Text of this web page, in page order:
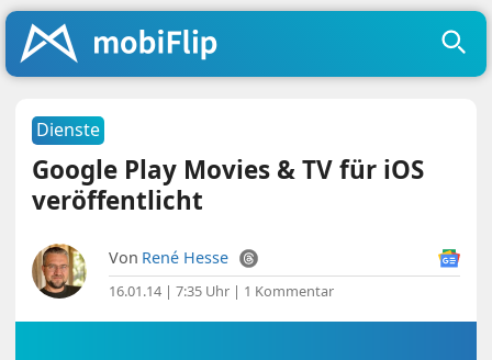
Dienste
Google Play Movies & TV für iOS
veröffentlicht
Von René Hesse
16.01.14 | 7:35 Uhr | 1 Kommentar